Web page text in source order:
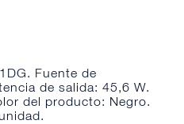
Fuente de
de salida: 45,6 W.
del producto: Negro.